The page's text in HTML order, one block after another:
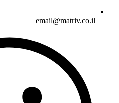
email@matriv.co.il